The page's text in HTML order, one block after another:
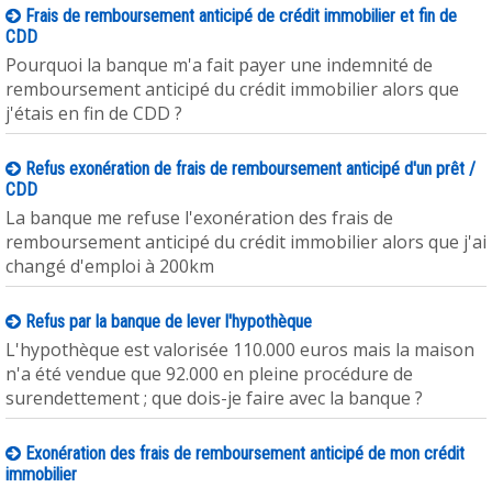
Frais de remboursement anticipé de crédit immobilier et fin de
CDD
Pourquoi la banque m'a fait payer une indemnité de
remboursement anticipé du crédit immobilier alors que
j'étais en fin de CDD ?
Refus exonération de frais de remboursement anticipé d'un prêt /
CDD
La banque me refuse l'exonération des frais de
remboursement anticipé du crédit immobilier alors que j'ai
changé d'emploi à 200km
Refus par la banque de lever l'hypothèque
L'hypothèque est valorisée 110.000 euros mais la maison
n'a été vendue que 92.000 en pleine procédure de
surendettement ; que dois-je faire avec la banque ?
Exonération des frais de remboursement anticipé de mon crédit
immobilier